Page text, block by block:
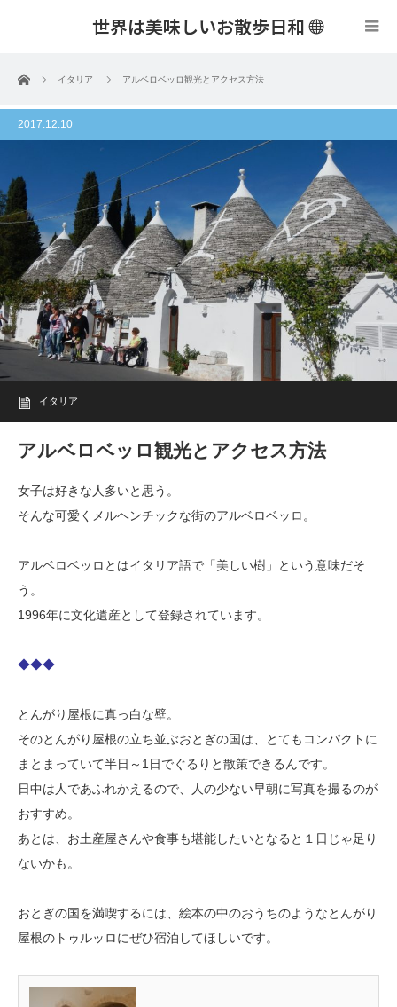
世界は美味しいお散歩日和
ホーム イタリア アルベロベッロ観光とアクセス方法
2017.12.10
イタリア
アルベロベッロ観光とアクセス方法
女子は好きな人多いと思う。
そんな可愛くメルヘンチックな街のアルベロベッロ。
アルベロベッロとはイタリア語で「美しい樹」という意味だそ
う。
1996年に文化遺産として登録されています。
◆◆◆
とんがり屋根に真っ白な壁。
そのとんがり屋根の立ち並ぶおとぎの国は、とてもコンパクトに
まとまっていて半日～1日でぐるりと散策できるんです。
日中は人であふれかえるので、人の少ない早朝に写真を撮るのが
おすすめ。
あとは、お土産屋さんや食事も堪能したいとなると１日じゃ足り
ないかも。
おとぎの国を満喫するには、絵本の中のおうちのようなとんがり
屋根のトゥルッロにぜひ宿泊してほしいです。